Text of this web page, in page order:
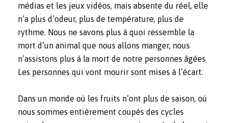
médias et les jeux vidéos, mais absente du réel, elle
n’a plus d’odeur, plus de température, plus de
rythme. Nous ne savons plus à quoi ressemble la
mort d’un animal que nous allons manger, nous
n’assistons plus à la mort de notre personnes âgées
Les personnes qui vont mourir sont mises à l’écart.
Dans un monde où les fruits n’ont plus de saison, où
nous sommes entièrement coupés des cycles